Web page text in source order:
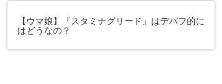
【ウマ娘】『スタミナグリード』はデバフ的に
はどうなの？